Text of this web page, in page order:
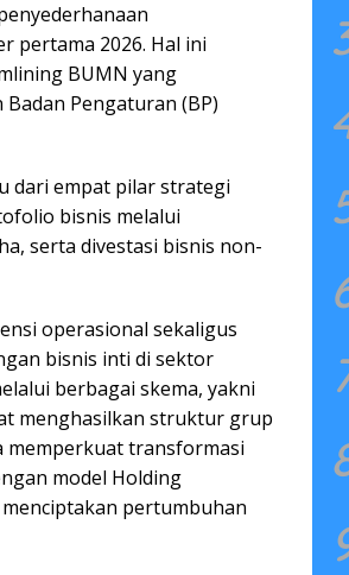
pertama 2026. Hal ini
BUMN yang
Pengaturan (BP)
dari empat pilar strategi
bisnis melalui
serta divestasi bisnis non-
operasional sekaligus
bisnis inti di sektor
berbagai skema, yakni
menghasilkan struktur grup
memperkuat transformasi
model Holding
pertumbuhan